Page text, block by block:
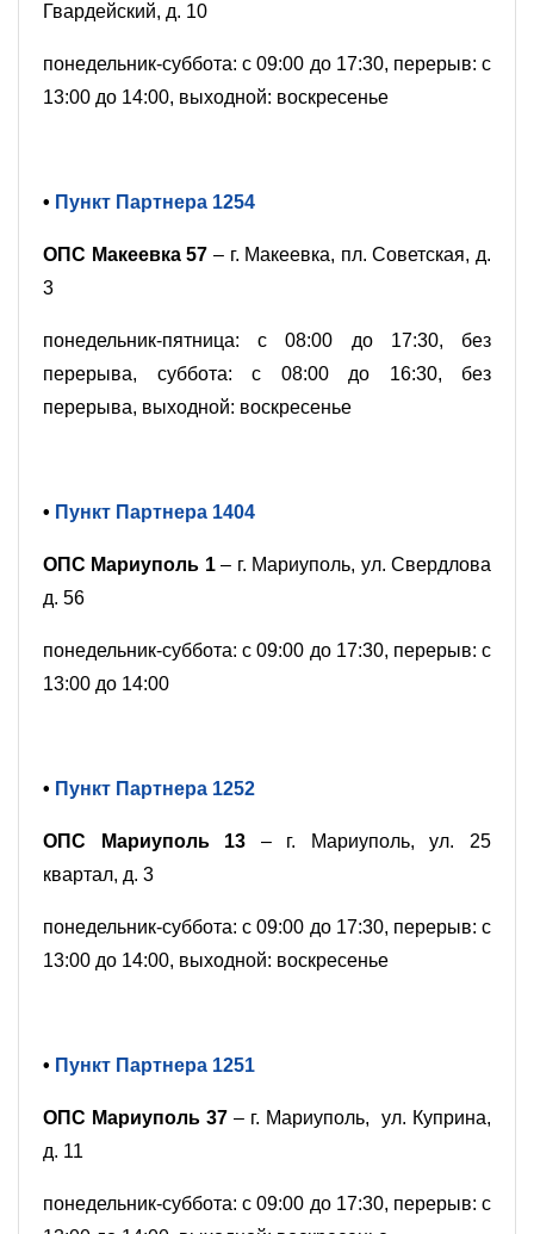
Гвардейский, д. 10
понедельник-суббота: с 09:00 до 17:30, перерыв: с
13:00 до 14:00, выходной: воскресенье
• Пункт Партнера 1254
ОПС Макеевка 57 – г. Макеевка, пл. Советская, д.
3
понедельник-пятница: с 08:00 до 17:30, без
перерыва, суббота: с 08:00 до 16:30, без
перерыва, выходной: воскресенье
• Пункт Партнера 1404
ОПС Мариуполь 1– г. Мариуполь, ул. Свердлова
д. 56
понедельник-суббота: с 09:00 до 17:30, перерыв: с
13:00 до 14:00
• Пункт Партнера 1252
ОПС Мариуполь 13 – г. Мариуполь, ул. 25
квартал, д. 3
понедельник-суббота: с 09:00 до 17:30, перерыв: с
13:00 до 14:00, выходной: воскресенье
• Пункт Партнера 1251
ОПС Мариуполь 37 – г. Мариуполь, ул. Куприна,
д. 11
понедельник-суббота: с 09:00 до 17:30, перерыв: с